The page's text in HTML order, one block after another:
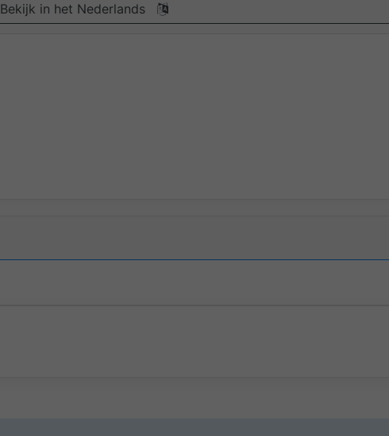
Bekijk in het Nederlands